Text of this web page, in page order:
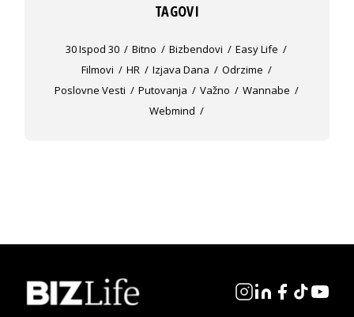
TAGOVI
30 Ispod 30 Bitno Bizbendovi
Easy Life
Filmovi
HR Izjava Dana
Odrzime
Poslovne Vesti
Putovanja Važno
Wannabe
Webmind